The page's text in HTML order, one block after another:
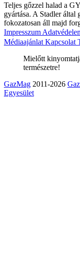
Teljes gőzzel halad a
gyártása. A Stadler által
fokozatosan áll majd
Impresszum
Médiaajánlat Kapcsolat
Mielőtt
természetre!
GazMag 2011-2026
Egyesület